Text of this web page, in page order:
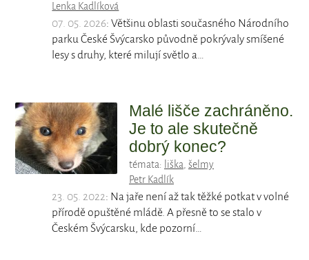
Lenka Kadlíková
07. 05. 2026: Většinu oblasti současného Národního
parku České Švýcarsko původně pokrývaly smíšené
lesy s druhy, které milují světlo a…
Malé lišče zachráněno.
Je to ale skutečně
dobrý konec?
témata: liška, šelmy
Petr Kadlík
23. 05. 2022: Na jaře není až tak těžké potkat v volné
přírodě opuštěné mládě. A přesně to se stalo v
Českém Švýcarsku, kde pozorní…